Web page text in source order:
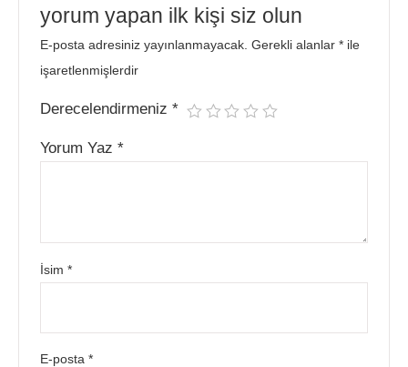
yorum yapan ilk kişi siz olun
E-posta adresiniz yayınlanmayacak. Gerekli alanlar* ile
işaretlenmişlerdir
Derecelendirmeniz*
Yorum Yaz*
İsim*
E-posta*